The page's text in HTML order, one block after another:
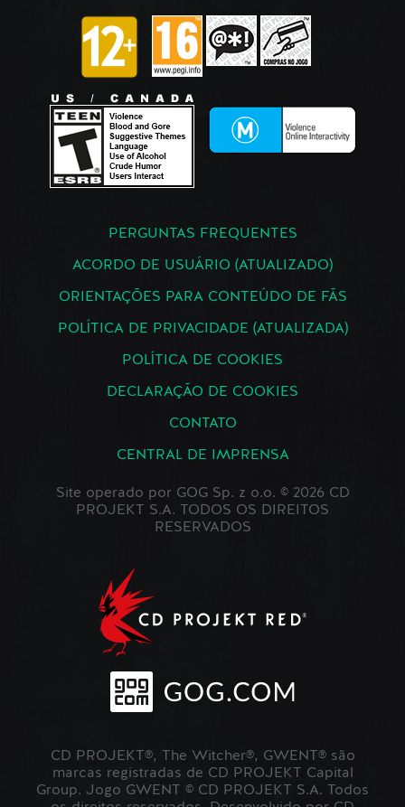
PERGUNTAS FREQUENTES
ACORDO DE USUÁRIO (ATUALIZADO)
ORIENTAÇÕES PARA CONTEÚDO DE FÃS
POLÍTICA DE PRIVACIDADE (ATUALIZADA)
POLÍTICA DE COOKIES
DECLARAÇÃO DE COOKIES
CONTATO
CENTRAL DE IMPRENSA
Site operado por GOG Sp. z o.o. © 2026 CD
PROJEKT S.A. TODOS OS DIREITOS
RESERVADOS
CD PROJEKT®, The Witcher®, GWENT® são
marcas registradas de CD PROJEKT Capital
Group. Jogo GWENT © CD PROJEKT S.A. Todos